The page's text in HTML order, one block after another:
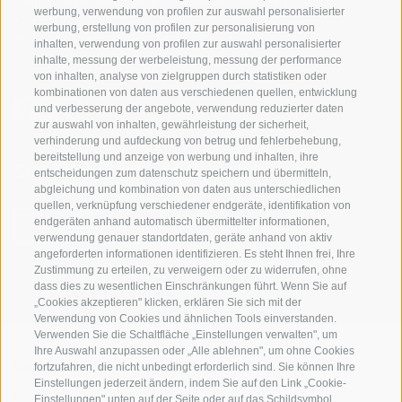
werbung, verwendung von profilen zur auswahl personalisierter
werbung, erstellung von profilen zur personalisierung von
inhalten, verwendung von profilen zur auswahl personalisierter
inhalte, messung der werbeleistung, messung der performance
von inhalten, analyse von zielgruppen durch statistiken oder
kombinationen von daten aus verschiedenen quellen, entwicklung
und verbesserung der angebote, verwendung reduzierter daten
zur auswahl von inhalten, gewährleistung der sicherheit,
verhinderung und aufdeckung von betrug und fehlerbehebung,
bereitstellung und anzeige von werbung und inhalten, ihre
entscheidungen zum datenschutz speichern und übermitteln,
abgleichung und kombination von daten aus unterschiedlichen
quellen, verknüpfung verschiedener endgeräte, identifikation von
endgeräten anhand automatisch übermittelter informationen,
verwendung genauer standortdaten, geräte anhand von aktiv
angeforderten informationen identifizieren. Es steht Ihnen frei, Ihre
Zustimmung zu erteilen, zu verweigern oder zu widerrufen, ohne
dass dies zu wesentlichen Einschränkungen führt. Wenn Sie auf
„Cookies akzeptieren" klicken, erklären Sie sich mit der
Verwendung von Cookies und ähnlichen Tools einverstanden.
Verwenden Sie die Schaltfläche „Einstellungen verwalten", um
Ihre Auswahl anzupassen oder „Alle ablehnen", um ohne Cookies
fortzufahren, die nicht unbedingt erforderlich sind. Sie können Ihre
Einstellungen jederzeit ändern, indem Sie auf den Link „Cookie-
Einstellungen" unten auf der Seite oder auf das Schildsymbol
Südtirol
St. Martin 10a I-39030 Gsiesertal
Sei jederzeit informiert und up to date!
NEWSLETTER
Unterkünfte
Hotel
Themen
Die Region
Service
Anreise